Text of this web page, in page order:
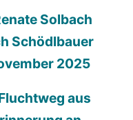
Solbach
Schödlbauer
2025
aus